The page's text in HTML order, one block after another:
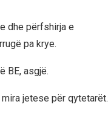
dhe përfshirja e
pa krye.
BE, asgjë.
jetese për qytetarët.